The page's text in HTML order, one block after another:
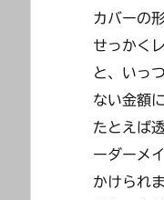
カバーの
せっかく
と、いっ
ない金額
たとえば
ーダーメ
かけられ